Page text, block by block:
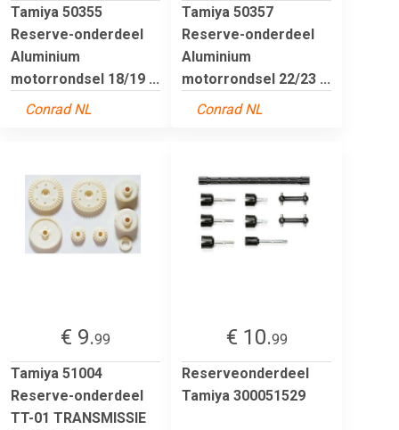
Tamiya 50355
Reserve-onderdeel
Aluminium
motorrondsel 18/19 ...
Conrad NL
Tamiya 50357
Reserve-onderdeel
Aluminium
motorrondsel 22/23 ...
Conrad NL
€ 9.99
Tamiya 51004
Reserve-onderdeel
TT-01 TRANSMISSIE
€ 10.99
Reserveonderdeel
Tamiya 300051529